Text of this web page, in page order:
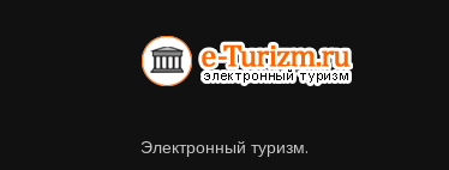
Электронный туризм.